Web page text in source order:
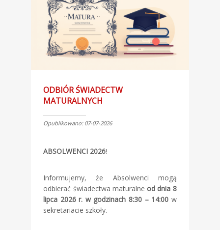
ODBIÓR ŚWIADECTW
MATURALNYCH
Opublikowano: 07-07-2026
ABSOLWENCI 2026!
Informujemy, że Absolwenci mogą
odbierać świadectwa maturalneod dnia 8
lipca 2026 r. w godzinach 8:30 – 14:00 w
sekretariacie szkoły.